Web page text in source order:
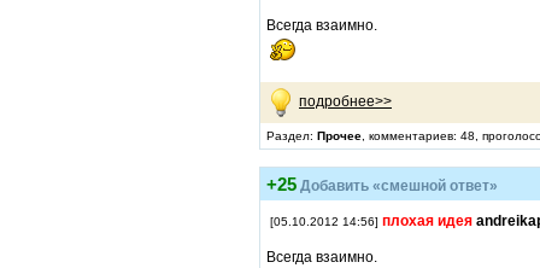
Всегда взаимно.
подробнее>>
Раздел: Прочее , комментариев: 48,
+25 Добавить «смешной ответ»
[05.10.2012 14:56] плохая идея
Всегда взаимно.